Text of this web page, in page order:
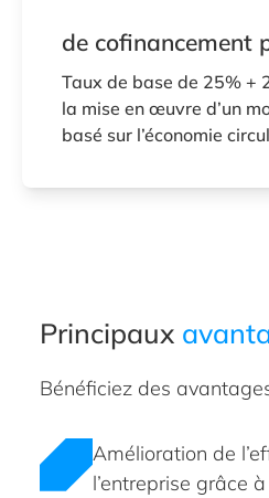
de cofinancement
Taux de base de 25% +
la mise en œuvre d’un
basé sur l’économie
Principaux
Bénéficiez des
Amélioration de
l’entreprise grâce